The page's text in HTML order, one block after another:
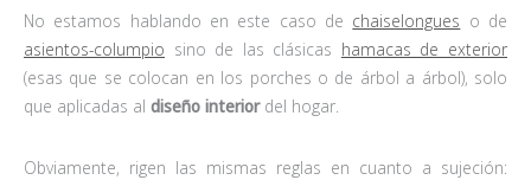
No estamos hablando en este caso de chaiselongues o de
asientos-columpio sino de las clásicas hamacas de exterior
(esas que se colocan en los porches o de árbol a árbol), solo
que aplicadas al diseño interior del hogar.
Obviamente, rigen las mismas reglas en cuanto a sujeción: